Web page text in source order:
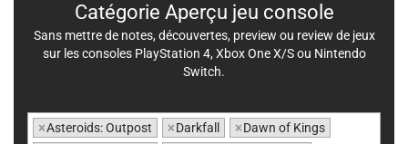
Catégorie Aperçu jeu console
Sans mettre de notes, découvertes, preview ou review de jeux
sur les consoles PlayStation 4, Xbox One X/S ou Nintendo
Switch.
×Asteroids: Outpost ×Darkfall ×Dawn of Kings